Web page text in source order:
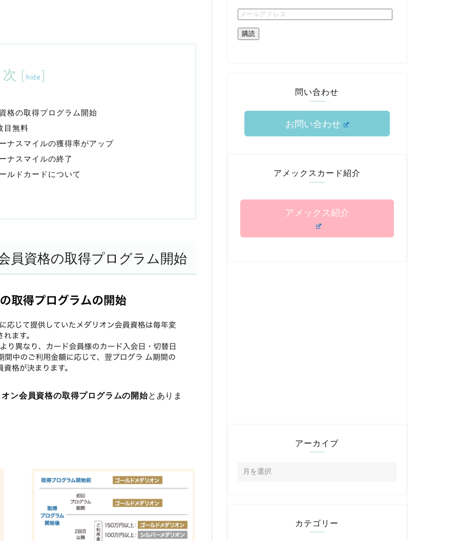
[hide]
格の取得プログラム開始
目無料
ナスマイルの獲得率がアップ
ナスマイルの終了
ルドカードについて
員資格の取得プログラム開始
ン会員資格の取得プログラムの開始とありま
購読
問い合わせ
お問い合わせ
アメックスカード紹介
アメックス紹介
アーカイブ
カテゴリー